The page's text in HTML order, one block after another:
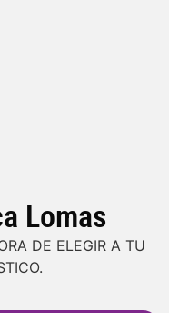
Lomas
DE ELEGIR A TU